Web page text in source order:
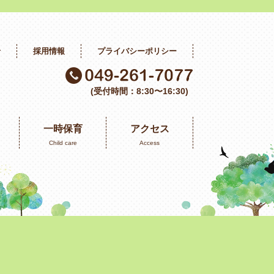
採用情報 プライバシーポリシー
(受付時間：8:30〜16:30)
一時保育
Child care
アクセス
Access